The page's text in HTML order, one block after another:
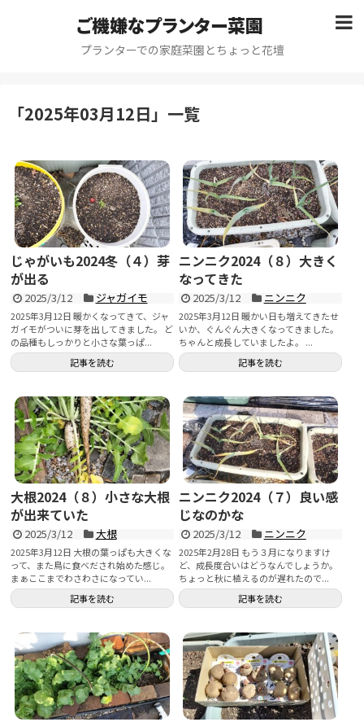
ご機嫌なプランター菜園
プランターでの家庭菜園とちょっと花壇
「2025年03月12日」 一覧
じゃがいも2024冬（４）芽
が出る
2025/3/12 ジャガイモ
2025年3月12日 暖かくなってきて、ジャ
ガイモがついに芽を出してきました。 ど
の品種もしっかりと小さな葉っぱ...
記事を読む
ニンニク2024（８）大きく
なってきた
2025/3/12 ニンニク
2025年3月12日 暖かい日も増えてきたせ
いか、ぐんぐん大きくなってきました。
ちゃんと成長していましたよ。 ...
記事を読む
大根2024（８）小さな大根
が出来ていた
2025/3/12 大根
2025年3月12日 大根の葉っぱも大きくな
って、また鳥に食べだされ始めた感じ。
まぁここまでわさわさになってい...
記事を読む
ニンニク2024（７）良い感
じなのかな
2025/3/12 ニンニク
2025年2月28日 もう３月になりますけ
ど、成長度合いはどうなんでしょうか。
ちょっと秋に植えるのが遅れたので...
記事を読む